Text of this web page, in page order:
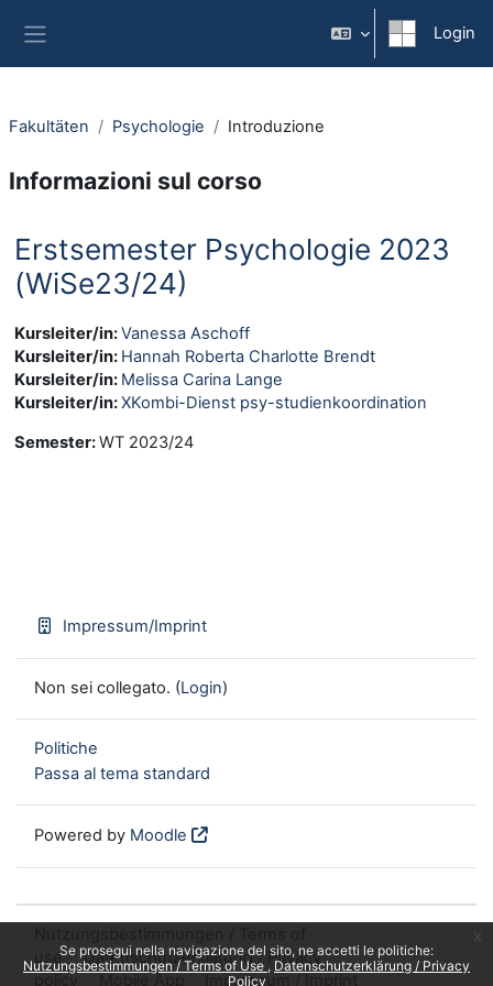
Se prosegui nella navigazione del sito, ne accetti le politiche:
Nutzungsbestimmungen / Terms of Use
Datenschutzerklärung / Privacy
Policy
Login
Fakultäten Psychologie Introduzione
Informazioni sul corso
Erstsemester Psychologie 2023
(WiSe23/24)
Kursleiter/in:Vanessa Aschoff
Kursleiter/in: Hannah Roberta Charlotte Brendt
Kursleiter/in: Melissa Carina Lange
Kursleiter/in:XKombi-Dienst psy-studienkoordination
Semester:WT 2023/24
Impressum/Imprint
Non sei collegato. (Login)
Politiche
Passa al tema standard
Powered by Moodle
use
Datenschutzerklärung / Privacy
policy
Mobile App Impressum / Imprint